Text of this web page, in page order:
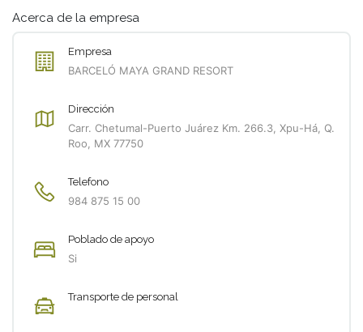
Acerca de la empresa
Empresa
BARCELÓ MAYA GRAND RESORT
Dirección
Carr. Chetumal-Puerto Juárez Km. 266.3, Xpu-Há, Q.
Roo, MX 77750
Telefono
984 875 15 00
Poblado de apoyo
Si
Transporte de personal